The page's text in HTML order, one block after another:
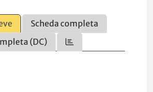
Scheda completa
(DC)